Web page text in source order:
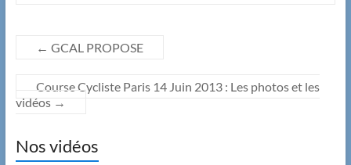
← GCAL PROPOSE
Course Cycliste Paris 14 Juin 2013 : Les photos et les
vidéos →
Nos vidéos